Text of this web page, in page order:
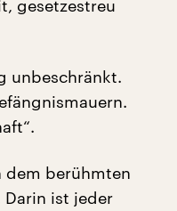
gesetzestreu
unbeschränkt.
dem berühmten
Darin ist jeder